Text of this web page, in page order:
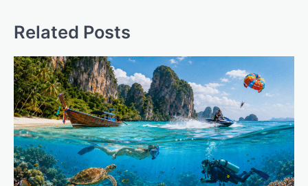
a
i
g
a
t
i
o
Related Posts